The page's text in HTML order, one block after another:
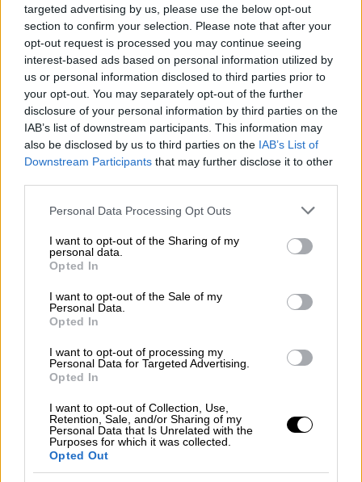
targeted advertising by us, please use the below opt-out
section to confirm your selection. Please note that after your
opt-out request is processed you may continue seeing
interest-based ads based on personal information utilized by
us or personal information disclosed to third parties prior to
your opt-out. You may separately opt-out of the further
disclosure of your personal information by third parties on the
IAB’s list of downstream participants. This information may
also be disclosed by us to third parties on the IAB’s List of
Downstream Participants that may further disclose it to other
Please note that this website/app uses one or more Google
not limited to your visit or usage behaviour. You may click to
grant or deny consent to Google and its third-party tags to
use your data for below specified purposes in below Google
consent section.
Personal Data Processing Opt Outs
I want to opt-out of the Sharing of my
personal data.
Opted In
I want to opt-out of the Sale of my
Personal Data.
Opted In
I want to opt-out of processing my
Personal Data for Targeted Advertising.
Opted In
I want to opt-out of Collection, Use,
Retention, Sale, and/or Sharing of my
Personal Data that Is Unrelated with the
Purposes for which it was collected.
Opted Out
Ωστόσο,εκτός από τη νευρικότηταπου
φαίνεται να χαρακτηρίζει μεγάλο ποσοστό
των Ελλήνων οδηγών , ανησυχία προκαλεί το
γεγονός ότι δεκαετίες μετά την
υποχρεωτικότητα της ζώνης ασφαλείας, το
37% των ερωτηθέντων δηλώνει ότι δεν τη
φορά πάντα, υπερδιπλάσιο ποσοστό από τον
ευρωπαϊκό μέσο όρο (17%).Κι αυτό τη
στιγμή που η μη χρήση ζώνης παραμένει ένας
από τουςβασικότερους παράγοντες
θανάτου και σοβαρού τραυματισμού
τροχαία ατυχήματα.
ευρωβαρόμετρο οδήγηση